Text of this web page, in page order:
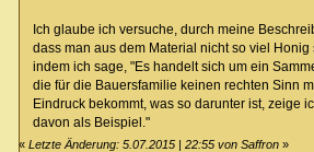
Ich glaube ich versuche, durch meine
dass man aus dem Material nicht so viel Honig
indem ich sage, "Es handelt sich um ein
die für die Bauersfamilie keinen rechten Sinn
Eindruck bekommt, was so darunter ist, zeige
davon als Beispiel."
«Letzte Änderung: 5.07.2015 | 22:55 von Saffron »